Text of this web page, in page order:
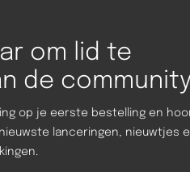
om lid te
de
op je eerste bestelling en
lanceringen, nieuwtjes